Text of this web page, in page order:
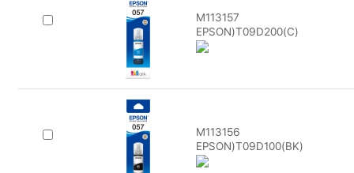
M113157
EPSON)T09D200(C)
M113156
EPSON)T09D100(BK)